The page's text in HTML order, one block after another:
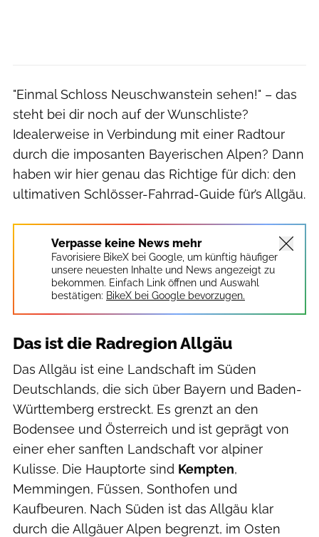
"Einmal Schloss Neuschwanstein sehen!" – das
steht bei dir noch auf der Wunschliste?
Idealerweise in Verbindung mit einer Radtour
durch die imposanten Bayerischen Alpen? Dann
haben wir hier genau das Richtige für dich: den
ultimativen Schlösser-Fahrrad-Guide für’s Allgäu.
Verpasse keine News mehr
Favorisiere BikeX bei Google, um künftig häufiger
unsere neuesten Inhalte und News angezeigt zu
bekommen. Einfach Link öffnen und Auswahl
bestätigen: BikeX bei Google bevorzugen.
Das ist die Radregion Allgäu
Das Allgäu ist eine Landschaft im Süden
Deutschlands, die sich über Bayern und Baden-
Württemberg erstreckt. Es grenzt an den
Bodensee und Österreich und ist geprägt von
einer eher sanften Landschaft vor alpiner
Kulisse. Die Hauptorte sind Kempten,
Memmingen, Füssen, Sonthofen und
Kaufbeuren. Nach Süden ist das Allgäu klar
durch die Allgäuer Alpen begrenzt, im Osten